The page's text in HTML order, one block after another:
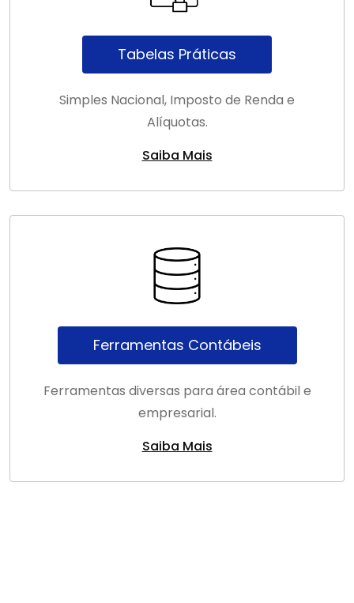
Tabelas Práticas
Simples Nacional, Imposto de Renda e
Alíquotas.
Saiba Mais
Ferramentas Contábeis
Ferramentas diversas para área contábil e
empresarial.
Saiba Mais